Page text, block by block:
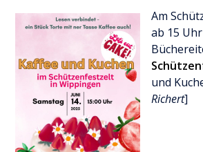
Am
ab 15
und
Richert]